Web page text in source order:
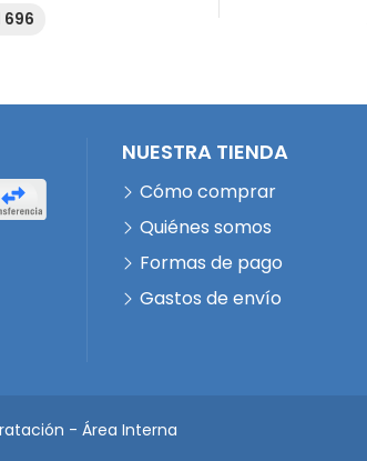
696
NUESTRA TIENDA
Cómo comprar
Quiénes somos
Formas de pago
Gastos de envío
- Área Interna